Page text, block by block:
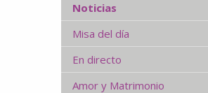
Noticias
Misa del día
En directo
Amor y Matrimonio